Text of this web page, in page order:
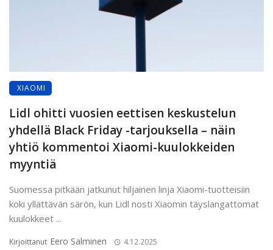
XIAOMI
Lidl ohitti vuosien eettisen keskustelun
yhdellä Black Friday -tarjouksella – näin
yhtiö kommentoi Xiaomi-kuulokkeiden
myyntiä
Suomessa pitkään jatkunut hiljainen linja Xiaomi-tuotteisiin
koki yllättävän särön, kun Lidl nosti Xiaomin täyslangattomat
kuulokkeet ...
Kirjoittanut Eero Salminen 4.12.2025